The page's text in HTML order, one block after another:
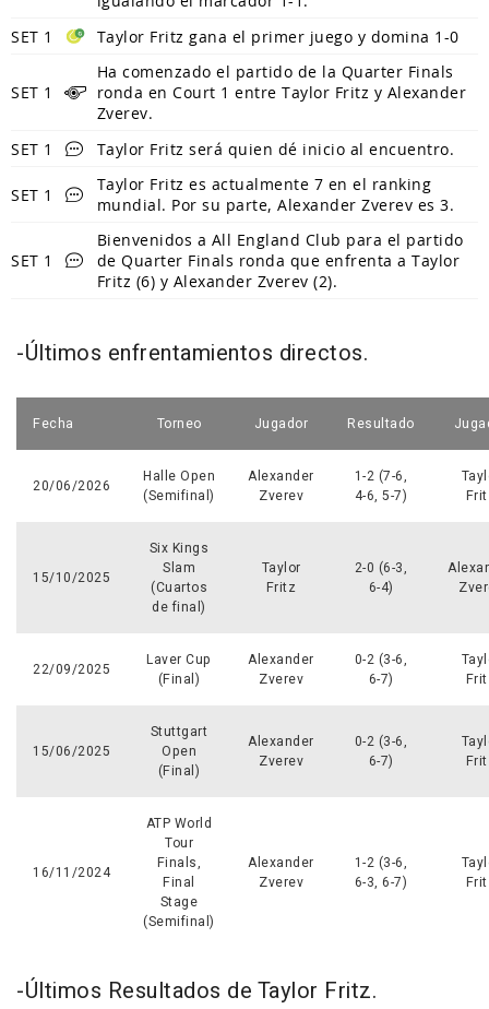
SET 1
Taylor Fritz gana el primer juego y domina 1-0
SET 1
Ha comenzado el partido de la Quarter Finals
ronda en Court 1 entre Taylor Fritz y Alexander
Zverev.
SET 1
Taylor Fritz será quien dé inicio al encuentro.
SET 1
Taylor Fritz es actualmente 7 en el ranking
mundial. Por su parte, Alexander Zverev es 3.
SET 1
Bienvenidos a All England Club para el partido
de Quarter Finals ronda que enfrenta a Taylor
Fritz (6) y Alexander Zverev (2).
-Últimos enfrentamientos directos.
Fecha Torneo Jugador Resultado
20/06/2026
Halle Open
(Semifinal)
Alexander
Zverev
1-2 (7-6,
4-6, 5-7)
15/10/2025
Six Kings
Slam
(Cuartos
de final)
Taylor
Fritz
2-0 (6-3,
6-4)
22/09/2025
Laver Cup
(Final)
Alexander
Zverev
0-2 (3-6,
6-7)
15/06/2025
Stuttgart
Open
(Final)
Alexander
Zverev
0-2 (3-6,
6-7)
16/11/2024
ATP World
Tour
Finals,
Final
Stage
(Semifinal)
Alexander
Zverev
1-2 (3-6,
6-3, 6-7)
-Últimos Resultados de Taylor Fritz.